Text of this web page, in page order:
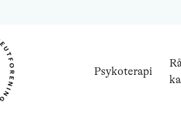
Psykoterapi